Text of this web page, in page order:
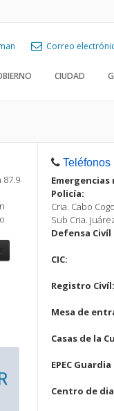
Correo
CIUDAD
87.9
Teléfonos
Emergencias
Policía:
Cria. Cabo
Sub Cria.
Defensa
CIC:
Registro Civíl:
Mesa de
Casas de la
EPEC
Centro de